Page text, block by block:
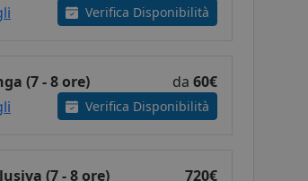
Verifica Disponibilità
(7 - 8 ore) da 60€
Verifica Disponibilità
(7 - 8 ore)
720€